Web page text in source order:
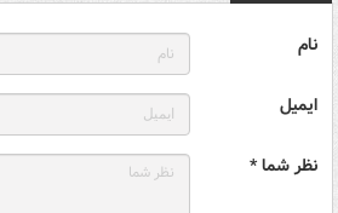
نام
ایمیل
نظر شما *